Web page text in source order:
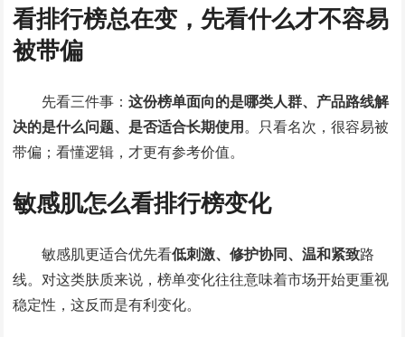
看排行榜总在变，先看什么才不容易
被带偏
先看三件事：这份榜单面向的是哪类人群、产品路线解
决的是什么问题、是否适合长期使用。只看名次，很容易被
带偏；看懂逻辑，才更有参考价值。
敏感肌怎么看排行榜变化
敏感肌更适合优先看低刺激、修护协同、温和紧致路
线。对这类肤质来说，榜单变化往往意味着市场开始更重视
稳定性，这反而是有利变化。